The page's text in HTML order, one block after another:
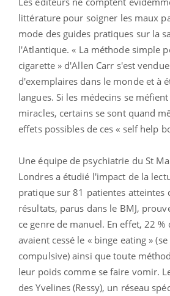
littérature pour soigner les maux
mode des guides pratiques sur la
l'Atlantique. « La méthode simple
cigarette » d'Allen Carr s'est
d'exemplaires dans le monde et à
langues. Si les médecins se
miracles, certains se sont quand
effets possibles de ces « self help
Une équipe de psychiatrie du St
Londres a étudié l'impact de la
pratique sur 81 patientes atteintes
résultats, parus dans le BMJ,
ce genre de manuel. En effet, 22 %
avaient cessé le « binge eating »
compulsive) ainsi que toute
leur poids comme se faire vomir.
des Yvelines (Ressy), un réseau